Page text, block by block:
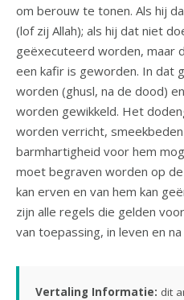
om berouw te tonen. Als hij
(lof zij Allah); als hij dat niet
geëxecuteerd worden, maar
een kafir is geworden. In dat
worden (ghusl, na de dood)
worden gewikkeld. Het
worden verricht,
barmhartigheid voor hem
moet begraven worden op
kan erven en van hem kan
zijn alle regels die gelden
van toepassing, in leven en
Vertaling Informatie: dit